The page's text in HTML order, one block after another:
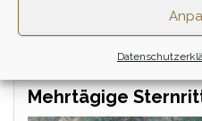
… kulinarisches
Mehrtägige